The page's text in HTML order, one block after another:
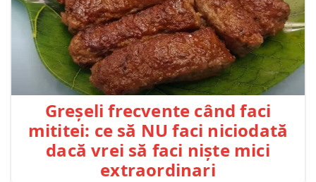
Greșeli frecvente când faci
mititei: ce să NU faci niciodată
dacă vrei să faci niște mici
extraordinari